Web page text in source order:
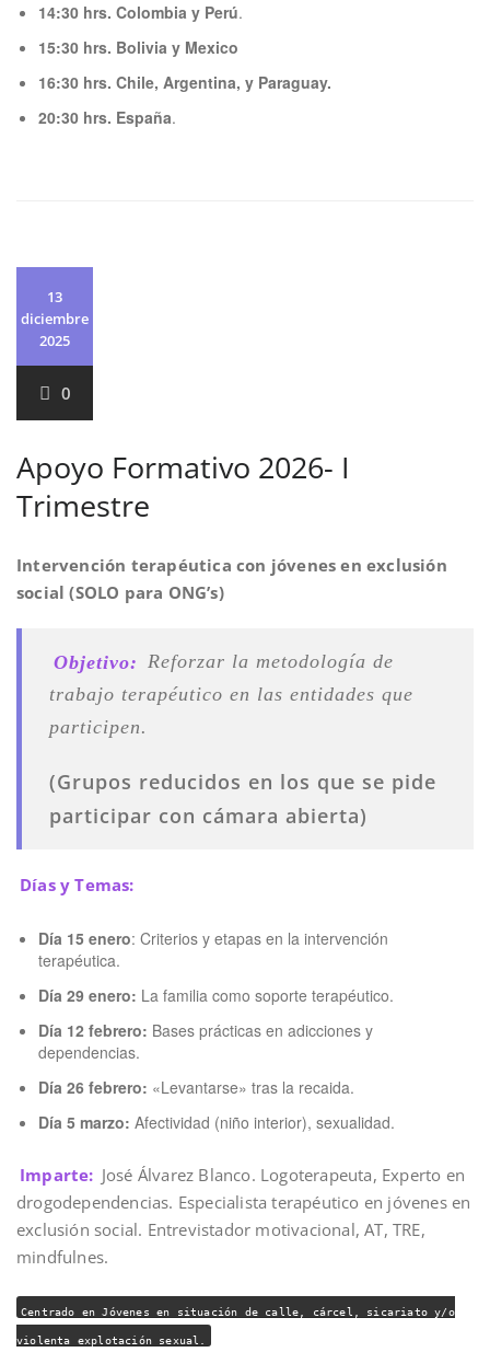
14:30 hrs. Colombia y Perú.
15:30 hrs. Bolivia y Mexico
16:30 hrs. Chile, Argentina, y Paraguay.
20:30 hrs. España.
13
diciembre
2025
0
Apoyo Formativo 2026- I
Trimestre
Intervención terapéutica con jóvenes en exclusión
social (SOLO para ONG’s)
Objetivo: Reforzar la metodología de
trabajo terapéutico en las entidades que
participen.
(Grupos reducidos en los que se pide
participar con cámara abierta)
Días y Temas:
Día 15 enero: Criterios y etapas en la intervención
terapéutica.
Día 29 enero: La familia como soporte terapéutico.
Día 12 febrero: Bases prácticas en adicciones y
dependencias.
Día 26 febrero: «Levantarse» tras la recaida.
Día 5 marzo: Afectividad (niño interior), sexualidad.
Imparte: José Álvarez Blanco. Logoterapeuta, Experto en
drogodependencias. Especialista terapéutico en jóvenes en
exclusión social. Entrevistador motivacional, AT, TRE,
mindfulnes.
Centrado en Jóvenes en situación de calle, cárcel, sicariato y/o
violenta explotación sexual.